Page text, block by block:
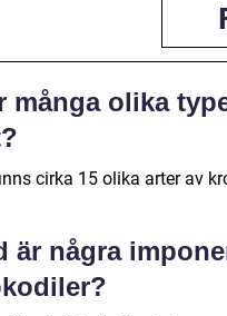
många olika
cirka 15 olika arter av
är några